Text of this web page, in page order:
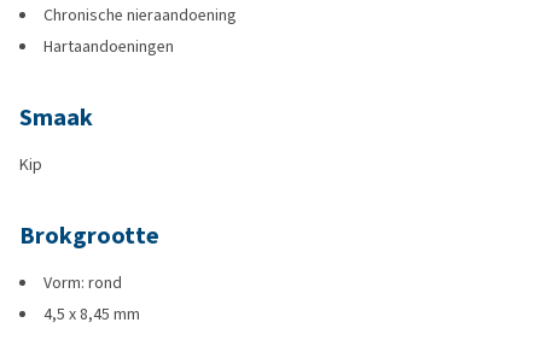
Chronische nieraandoening
Hartaandoeningen
Smaak
Kip
Brokgrootte
Vorm: rond
4,5 x 8,45 mm